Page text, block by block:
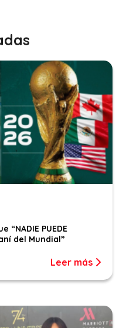
PUEDE
del Mundial”
Leer más